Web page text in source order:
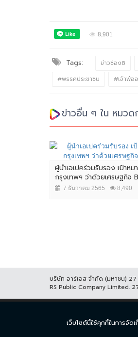
8,901
Tags: ข่าวช่อง8
#พรรคประชาชน
#เจ้าพ่อ
ข่าวอื่น ๆ ใน หมวด
ผู้นำเอเปคร่วมรับรอง เป้าหม
กรุงเทพฯ ว่าด้วยเศรษฐกิจ
7 ธันวาคม 2565 8,490
บริษัท อาร์เอส จำกัด (มหาชน)
RS Public Company Limited.
เว็บไซต์นี้ใช้คุกกี้ในการจั